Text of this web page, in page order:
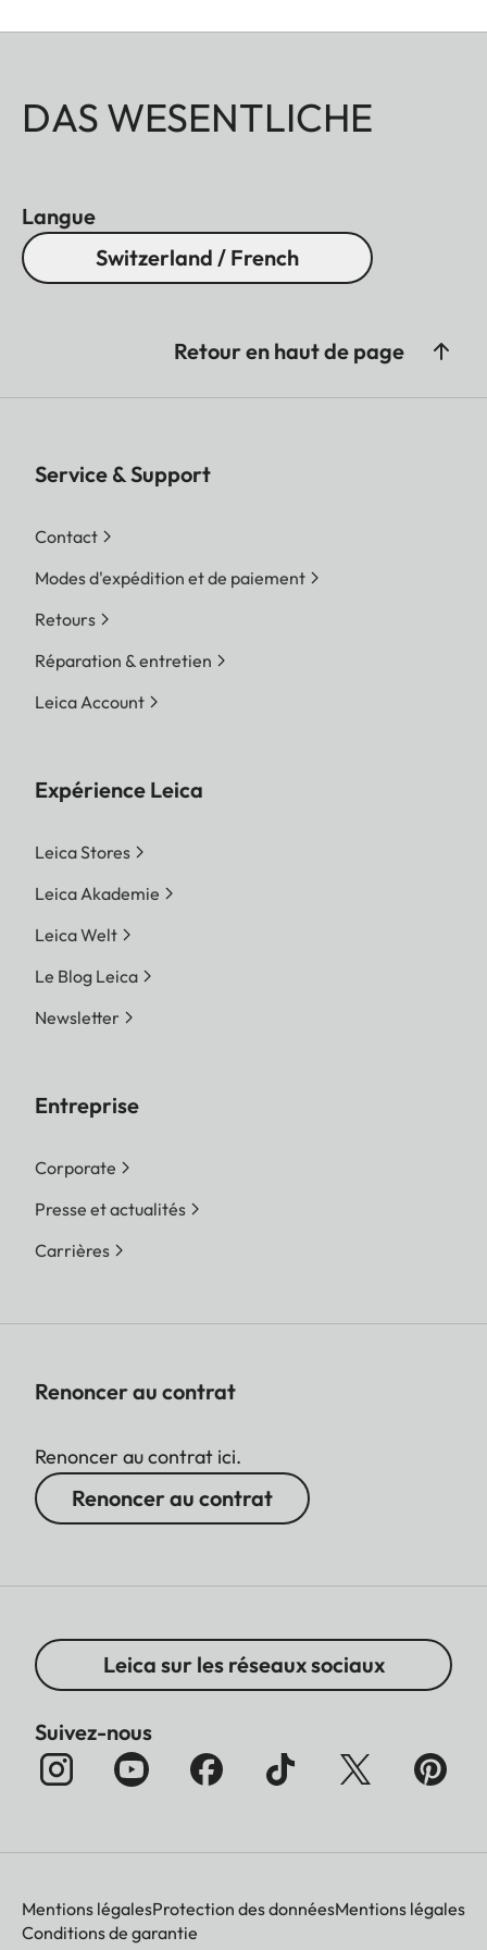
argent, ainsi que laiton finition brossée.
DAS WESENTLICHE
Langue
Switzerland / French
Retour en haut de page
Service & Support
Contact
Modes d'expédition et de paiement
Retours
Réparation & entretien
Leica Account
Expérience Leica
Leica Stores
Leica Akademie
Leica Welt
Le Blog Leica
Newsletter
Entreprise
Corporate
Presse et actualités
Carrières
Renoncer au contrat
Renoncer au contrat ici.
Renoncer au contrat
Leica sur les réseaux sociaux
Suivez-nous
Mentions légalesProtection des donnéesMentions légales
Conditions de garantie